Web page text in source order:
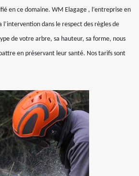
en ce domaine. WM Elagage , l’entreprise en
l’intervention dans le respect des règles de
de votre arbre, sa hauteur, sa forme, nous
en préservant leur santé. Nos tarifs sont